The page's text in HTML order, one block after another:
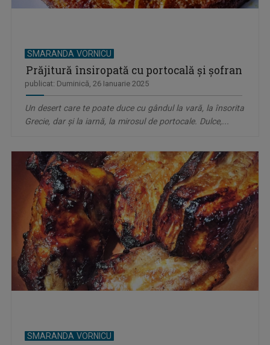
SMARANDA VORNICU
Prăjitură însiropată cu portocală și șofran
publicat: Duminică, 26 Ianuarie 2025
Un desert care te poate duce cu gândul la vară, la însorita
Grecie, dar și la iarnă, la mirosul de portocale. Dulce,...
SMARANDA VORNICU